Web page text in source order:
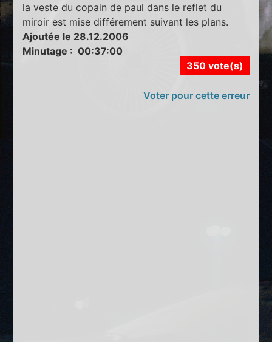
la veste du copain de paul dans le reflet du
miroir est mise différement suivant les plans.
Ajoutée le 28.12.2006
Minutage : 00:37:00
350 vote(s)
Voter pour cette erreur